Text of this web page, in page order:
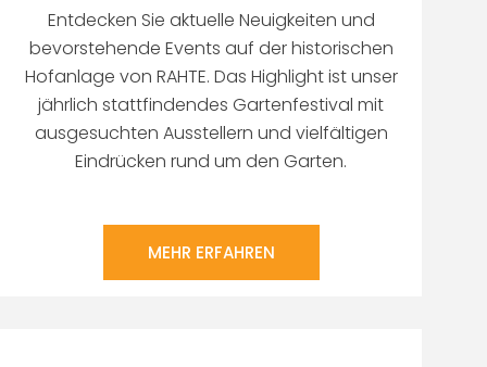
Entdecken Sie aktuelle Neuigkeiten und
bevorstehende Events auf der historischen
Hofanlage von RAHTE. Das Highlight ist unser
jährlich stattfindendes Gartenfestival mit
ausgesuchten Ausstellern und vielfältigen
Eindrücken rund um den Garten.
MEHR ERFAHREN